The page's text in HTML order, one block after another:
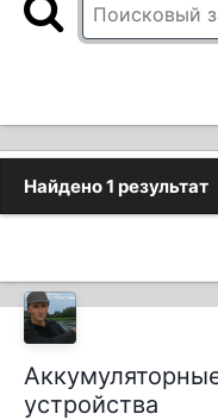
Найдено 1 результат
устройства